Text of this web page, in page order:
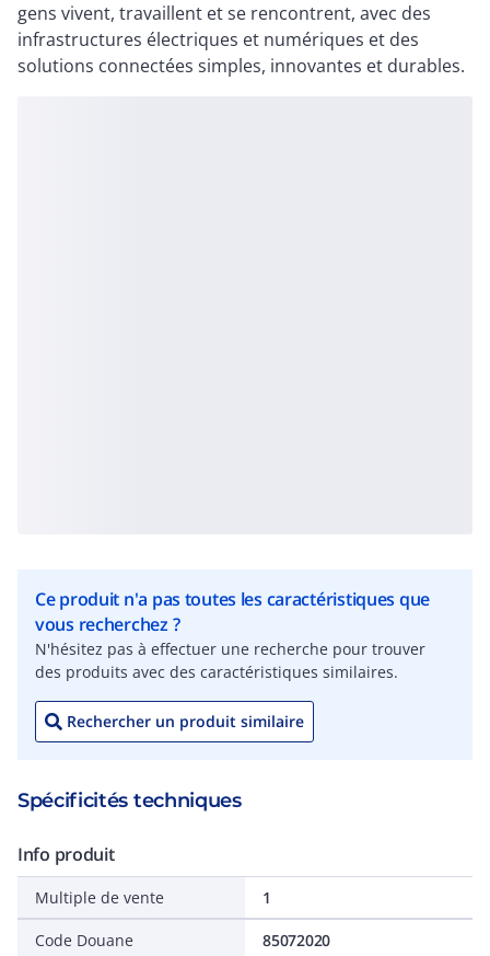
gens vivent, travaillent et se rencontrent, avec des
infrastructures électriques et numériques et des
solutions connectées simples, innovantes et durables.
Ce produit n'a pas toutes les caractéristiques que
vous recherchez ?
N'hésitez pas à effectuer une recherche pour trouver
des produits avec des caractéristiques similaires.
Rechercher un produit similaire
Spécificités techniques
Info produit
Multiple de vente 1
Code Douane 85072020